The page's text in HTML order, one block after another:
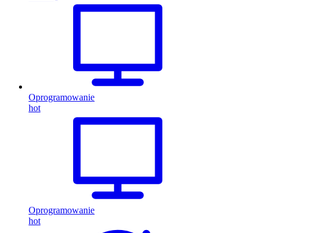
Oprogramowanie
hot
Oprogramowanie
hot